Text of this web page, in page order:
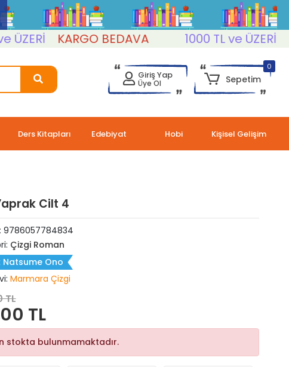
KARGO BEDAVA 1000 TL ve ÜZERİ
Giriş Yap
Üye Ol
0
Sepetim
Ders Kitapları Edebiyat Hobi Kişisel Gelişim
Cilt 4
9786057784834
Çizgi Roman
Natsume Ono
Marmara Çizgi
TL
TL
stokta bulunmamaktadır.